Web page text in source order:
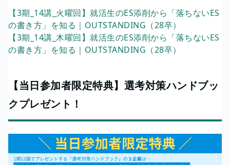
【3期_14講_火曜回】就活生のES添削から「落ちないES
の書き方」を知る｜OUTSTANDING（28卒）
【3期_14講_木曜回】就活生のES添削から「落ちないES
の書き方」を知る｜OUTSTANDING（28卒）
【当日参加者限定特典】選考対策ハンドブッ
クプレゼント！